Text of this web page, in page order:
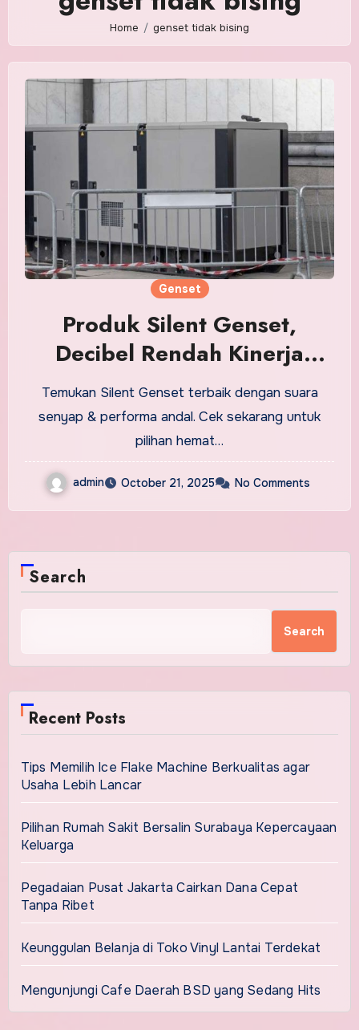
Home genset tidak bising
Genset
Produk Silent Genset,
Decibel Rendah Kinerja
Mumpuni
Temukan Silent Genset terbaik dengan suara
senyap & performa andal. Cek sekarang untuk
pilihan hemat…
admin October 21, 2025 No Comments
Search
Search
Recent Posts
Tips Memilih Ice Flake Machine Berkualitas agar
Usaha Lebih Lancar
Pilihan Rumah Sakit Bersalin Surabaya Kepercayaan
Keluarga
Pegadaian Pusat Jakarta Cairkan Dana Cepat
Tanpa Ribet
Keunggulan Belanja di Toko Vinyl Lantai Terdekat
Mengunjungi Cafe Daerah BSD yang Sedang Hits